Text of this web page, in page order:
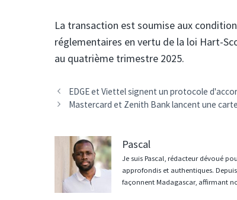
La transaction est soumise aux
réglementaires en vertu de la loi Hart-
au quatrième trimestre 2025.
Navigation
des
EDGE et Viettel signent un protocole
Mastercard et Zenith Bank lancent une
Pascal
Je suis Pascal, rédacteur dévoué
approfondis et authentiques.
façonnent Madagascar, affirmant